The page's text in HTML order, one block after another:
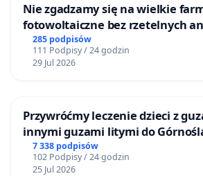
Nie zgadzamy się na wielkie
fotowoltaiczne bez rzetelnych
mieszkańców
285 podpisów
111 Podpisy / 24 godzin
29 Jul 2026
Przywróćmy leczenie dzieci z
innymi guzami litymi do
Centrum Zdrowia Dziecka w
7 338 podpisów
102 Podpisy / 24 godzin
25 Jul 2026